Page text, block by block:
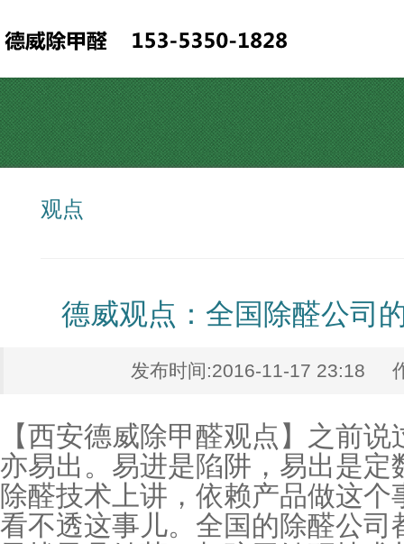
观点
德威观点：全国除醛公司
发布时间:2016-11-17 23:18
【西安德威除甲醛观点】之前
亦易出。易进是陷阱，易出是
除醛技术上讲，依赖产品做这
看不透这事儿。全国的除醛公